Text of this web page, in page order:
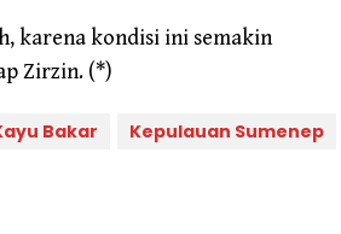
karena kondisi ini semakin
Zirzin. (*)
Bakar
Kepulauan Sumenep